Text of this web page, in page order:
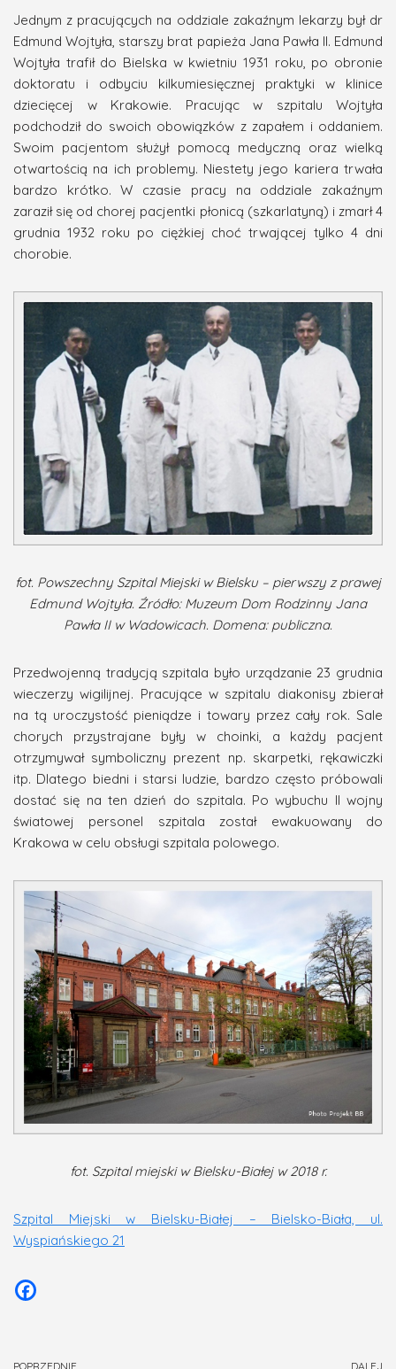
Jednym z pracujących na oddziale zakaźnym lekarzy był dr
Edmund Wojtyła, starszy brat papieża Jana Pawła II. Edmund
Wojtyła trafił do Bielska w kwietniu 1931 roku, po obronie
doktoratu i odbyciu kilkumiesięcznej praktyki w klinice
dziecięcej w Krakowie. Pracując w szpitalu Wojtyła
podchodził do swoich obowiązków z zapałem i oddaniem.
Swoim pacjentom służył pomocą medyczną oraz wielką
otwartością na ich problemy. Niestety jego kariera trwała
bardzo krótko. W czasie pracy na oddziale zakaźnym
zaraził się od chorej pacjentki płonicą (szkarlatyną) i zmarł 4
grudnia 1932 roku po ciężkiej choć trwającej tylko 4 dni
chorobie.
fot. Powszechny Szpital Miejski w Bielsku – pierwszy z prawej
Edmund Wojtyła. Źródło: Muzeum Dom Rodzinny Jana
Pawła II w Wadowicach. Domena: publiczna.
Przedwojenną tradycją szpitala było urządzanie 23 grudnia
wieczerzy wigilijnej. Pracujące w szpitalu diakonisy zbierał
na tą uroczystość pieniądze i towary przez cały rok. Sale
chorych przystrajane były w choinki, a każdy pacjent
otrzymywał symboliczny prezent np. skarpetki, rękawiczki
itp. Dlatego biedni i starsi ludzie, bardzo często próbowali
dostać się na ten dzień do szpitala. Po wybuchu II wojny
światowej personel szpitala został ewakuowany do
Krakowa w celu obsługi szpitala polowego.
fot. Szpital miejski w Bielsku-Białej w 2018 r.
Szpital Miejski w Bielsku-Białej – Bielsko-Biała, ul.
Wyspiańskiego 21
POPRZEDNIE DALEJ